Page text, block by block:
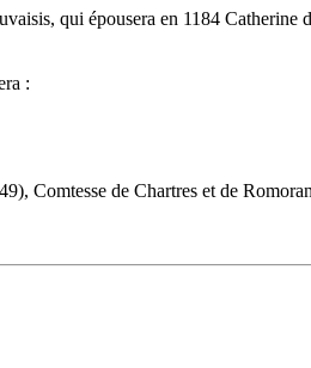
qui épousera en 1184 Catherine
:
Comtesse de Chartres et de